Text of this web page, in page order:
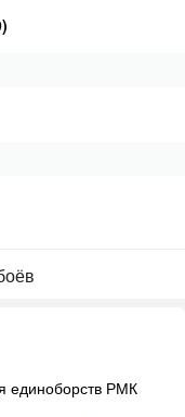
единоборств РМК